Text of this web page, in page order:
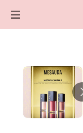
Ga
hoofdinhoud